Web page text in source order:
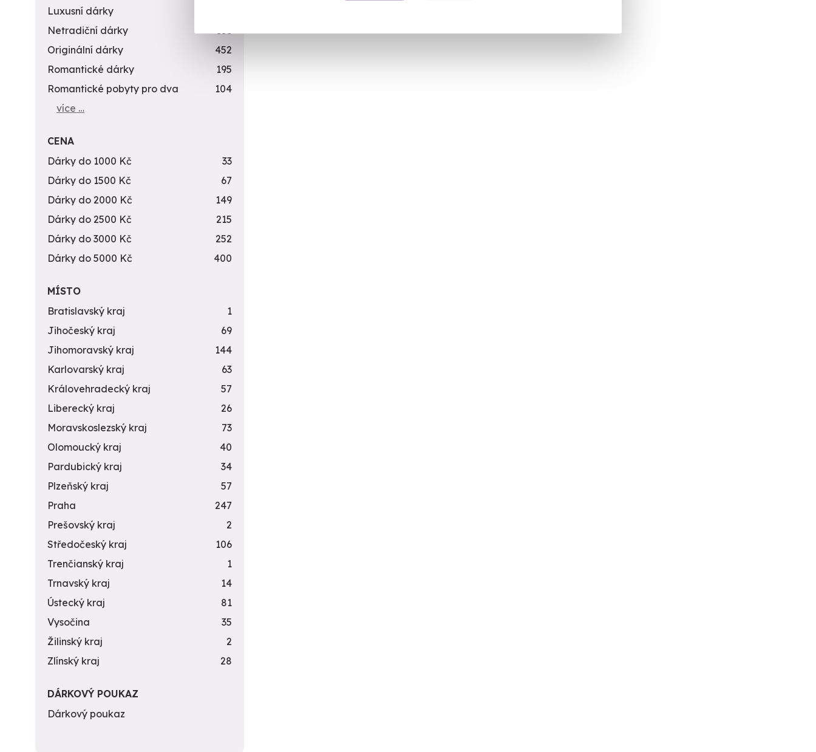
Luxusní dárky
Netradiční dárky
353
Originální dárky
452
Romantické dárky
195
Romantické pobyty pro dva
104
více …
CENA
Dárky do 1000 Kč
33
Dárky do 1500 Kč
67
Dárky do 2000 Kč
149
Dárky do 2500 Kč
215
Dárky do 3000 Kč
252
Dárky do 5000 Kč
400
MÍSTO
Bratislavský kraj
1
Jihočeský kraj
69
Jihomoravský kraj
144
Karlovarský kraj
63
Královehradecký kraj
57
Liberecký kraj
26
Moravskoslezský kraj
73
Olomoucký kraj
40
Pardubický kraj
34
Plzeňský kraj
57
Praha
247
Prešovský kraj
2
Středočeský kraj
106
Trenčianský kraj
1
Trnavský kraj
14
Ústecký kraj
81
Vysočina
35
Žilinský kraj
2
Zlínský kraj
28
DÁRKOVÝ POUKAZ
Dárkový poukaz